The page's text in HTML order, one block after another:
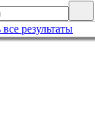
результаты